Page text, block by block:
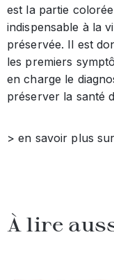
est la partie
indispensable à la
préservée. Il est
les premiers
en charge le
préserver la santé
> en savoir plus sur
À lire